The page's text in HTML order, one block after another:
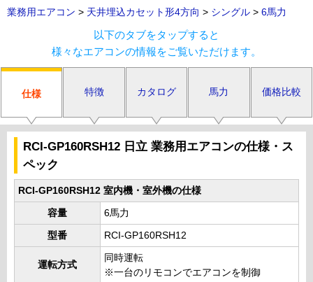
業務用エアコン > 天井埋込カセット形4方向 > シングル > 6馬力
以下のタブをタップすると
様々なエアコンの情報をご覧いただけます。
仕様 特徴 カタログ 馬力 価格比較
RCI-GP160RSH12 日立 業務用エアコンの仕様・ス
ペック
RCI-GP160RSH12 室内機・室外機の仕様
容量 6馬力
型番 RCI-GP160RSH12
運転方式
同時運転
※一台のリモコンでエアコンを制御